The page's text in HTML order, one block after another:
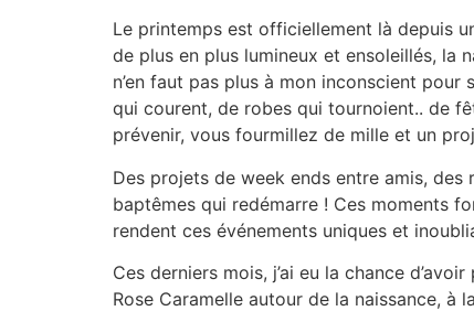
Le printemps est officiellement là depuis
de plus en plus lumineux et ensoleillés, la
n’en faut pas plus à mon inconscient
qui courent, de robes qui tournoient.. de
prévenir, vous fourmillez de mille et un
Des projets de week ends entre amis, des
baptêmes qui redémarre ! Ces moments
rendent ces événements uniques et
Ces derniers mois, j’ai eu la chance
Rose Caramelle autour de la naissance,